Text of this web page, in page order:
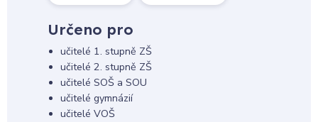
Určeno pro
učitelé 1. stupně ZŠ
učitelé 2. stupně ZŠ
učitelé SOŠ a SOU
učitelé gymnázií
učitelé VOŠ